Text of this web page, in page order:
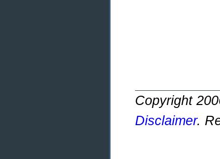
Copyright
Disclaimer.